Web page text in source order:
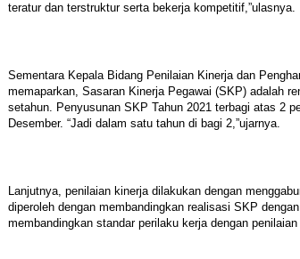
teratur dan terstruktur serta bekerja kompetitif,”ulasnya.
Sementara Kepala Bidang Penilaian Kinerja dan
memaparkan, Sasaran Kinerja Pegawai (SKP) adalah
setahun. Penyusunan SKP Tahun 2021 terbagi atas 2
Desember. “Jadi dalam satu tahun di bagi 2,”ujarnya.
Lanjutnya, penilaian kinerja dilakukan dengan
diperoleh dengan membandingkan realisasi SKP
membandingkan standar perilaku kerja dengan